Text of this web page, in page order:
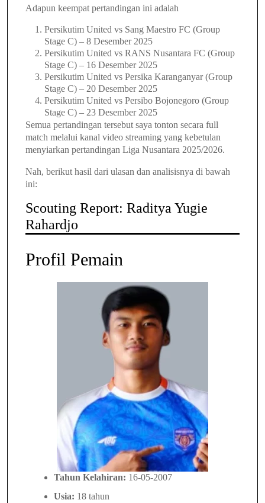
Adapun keempat pertandingan ini adalah
Persikutim United vs Sang Maestro FC (Group
Stage C) – 8 Desember 2025
Persikutim United vs RANS Nusantara FC (Group
Stage C) – 16 Desember 2025
Persikutim United vs Persika Karanganyar (Group
Stage C) – 20 Desember 2025
Persikutim United vs Persibo Bojonegoro (Group
Stage C) – 23 Desember 2025
Semua pertandingan tersebut saya tonton secara full
match melalui kanal video streaming yang kebetulan
menyiarkan pertandingan Liga Nusantara 2025/2026.
Nah, berikut hasil dari ulasan dan analisisnya di bawah
ini:
Scouting Report: Raditya Yugie
Rahardjo
Profil Pemain
Tahun Kelahiran: 16-05-2007
Usia: 18 tahun